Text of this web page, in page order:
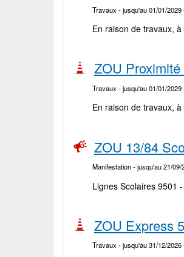
Travaux - jusqu'au 01/01/2029
En raison de travaux,
ZOU
Travaux - jusqu'au 01/01/2029
En raison de travaux,
ZOU 13/84
Manifestation- jusqu'au 21/09/
Lignes Scolaires 9501
ZOU Express
Travaux - jusqu'au 31/12/2026